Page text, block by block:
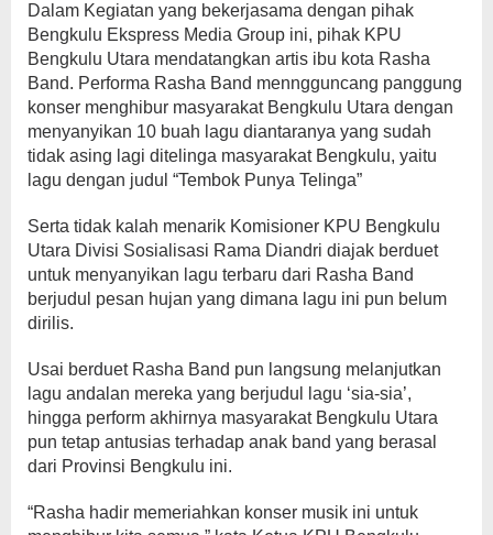
Dalam Kegiatan yang bekerjasama dengan pihak
Bengkulu Ekspress Media Group ini, pihak KPU
Bengkulu Utara mendatangkan artis ibu kota Rasha
Band. Performa Rasha Band menngguncang panggung
konser menghibur masyarakat Bengkulu Utara dengan
menyanyikan 10 buah lagu diantaranya yang sudah
tidak asing lagi ditelinga masyarakat Bengkulu, yaitu
lagu dengan judul “Tembok Punya Telinga”
Serta tidak kalah menarik Komisioner KPU Bengkulu
Utara Divisi Sosialisasi Rama Diandri diajak berduet
untuk menyanyikan lagu terbaru dari Rasha Band
berjudul pesan hujan yang dimana lagu ini pun belum
dirilis.
Usai berduet Rasha Band pun langsung melanjutkan
lagu andalan mereka yang berjudul lagu ‘sia-sia’,
hingga perform akhirnya masyarakat Bengkulu Utara
pun tetap antusias terhadap anak band yang berasal
dari Provinsi Bengkulu ini.
“Rasha hadir memeriahkan konser musik ini untuk